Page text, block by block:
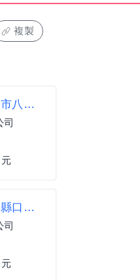
複製
直營店儲備幹部(桃園市八德區)
司
直營店儲備幹部(雲林縣口湖鄉)
司